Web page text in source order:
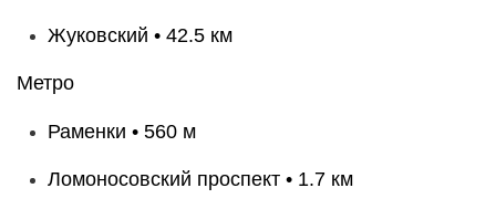
Жуковский • 42.5 км
Метро
Раменки • 560 м
Ломоносовский проспект • 1.7 км